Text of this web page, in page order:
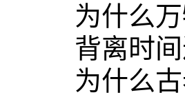
为什么万
背离时间
为什么古